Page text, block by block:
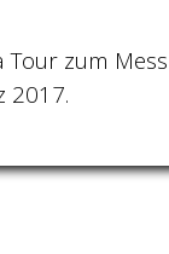
zum
2017.